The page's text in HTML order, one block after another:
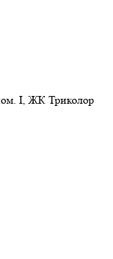
I, ЖК Триколор